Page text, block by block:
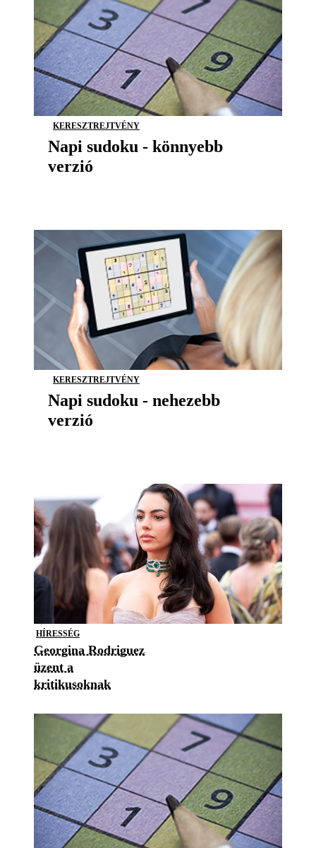
KERESZTREJTVÉNY
Napi sudoku - könnyebb
verzió
KERESZTREJTVÉNY
Napi sudoku - nehezebb
verzió
HÍRESSÉG
Georgina Rodriguez
üzent a
kritikusoknak